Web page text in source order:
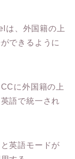
は、外国籍の上
できるように
に外国籍の上
語で統一され
英語モードが